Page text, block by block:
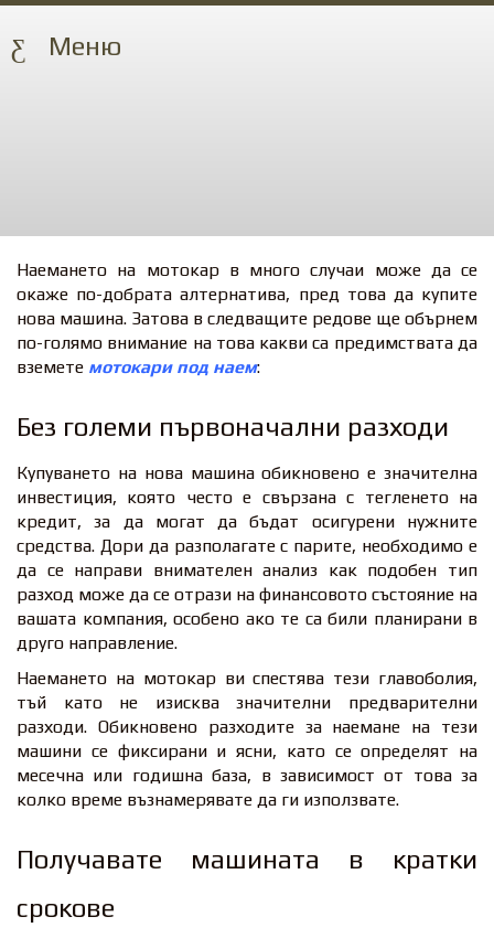
Меню
Наемането на мотокар в много случаи може да се
окаже по-добрата алтернатива, пред това да купите
нова машина. Затова в следващите редове ще обърнем
по-голямо внимание на това какви са предимствата да
вземете мотокари под наем:
Без големи първоначални разходи
Купуването на нова машина обикновено е значителна
инвестиция, която често е свързана с тегленето на
кредит, за да могат да бъдат осигурени нужните
средства. Дори да разполагате с парите, необходимо е
да се направи внимателен анализ как подобен тип
разход може да се отрази на финансовото състояние на
вашата компания, особено ако те са били планирани в
друго направление.
Наемането на мотокар ви спестява тези главоболия,
тъй като не изисква значителни предварителни
разходи. Обикновено разходите за наемане на тези
машини се фиксирани и ясни, като се определят на
месечна или годишна база, в зависимост от това за
колко време възнамерявате да ги използвате.
Получавате машината в кратки
срокове